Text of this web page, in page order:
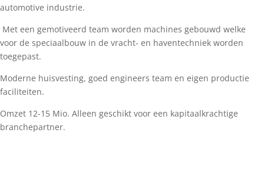
automotive industrie.
Met een gemotiveerd team worden machines gebouwd welke
voor de speciaalbouw in de vracht- en haventechniek worden
toegepast.
Moderne huisvesting, goed engineers team en eigen productie
faciliteiten.
Omzet 12-15 Mio. Alleen geschikt voor een kapitaalkrachtige
branchepartner.